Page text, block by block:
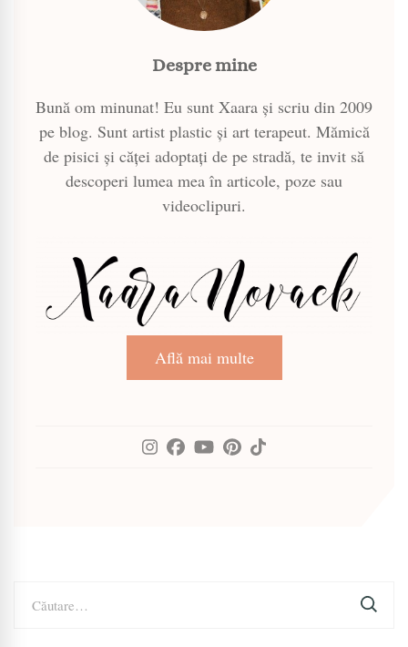
Despre mine
Bună om minunat! Eu sunt Xaara și scriu din 2009
pe blog. Sunt artist plastic și art terapeut. Mămică
de pisici și căței adoptați de pe stradă, te invit să
descoperi lumea mea în articole, poze sau
videoclipuri.
Află mai multe
după: